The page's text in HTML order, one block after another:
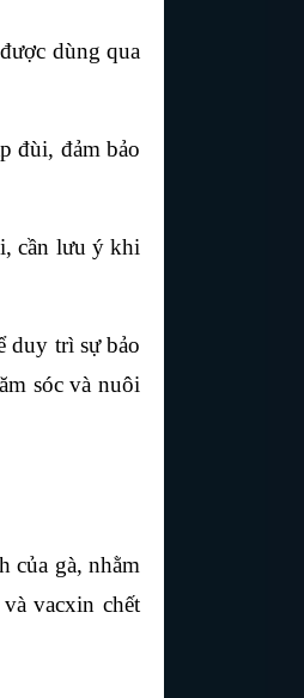
dùng qua
đùi, đảm bảo
cần lưu ý khi
duy trì sự bảo
sóc và nuôi
của gà, nhằm
vacxin chết